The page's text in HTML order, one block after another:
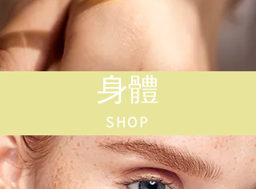
身體
SHOP